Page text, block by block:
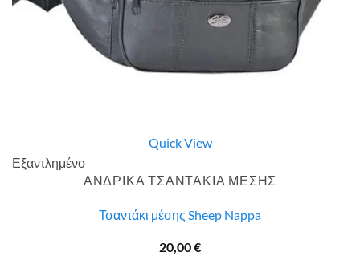
Quick View
Εξαντλημένο
ΑΝΔΡΙΚΑ ΤΣΑΝΤΑΚΙΑ ΜΕΣΗΣ
Τσαντάκι μέσης Sheep Nappa
20,00€